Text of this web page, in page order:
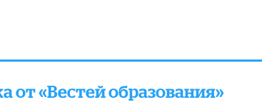
от «Вестей образования»